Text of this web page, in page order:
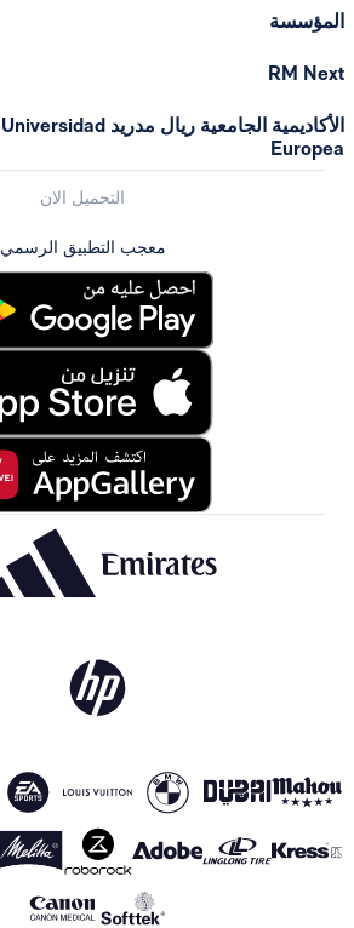
المؤسسة
RM Next
الأكاديمية الجامعية ريال مدريد Universidad
Europea
التحميل الان
معجب التطبيق الرسمي